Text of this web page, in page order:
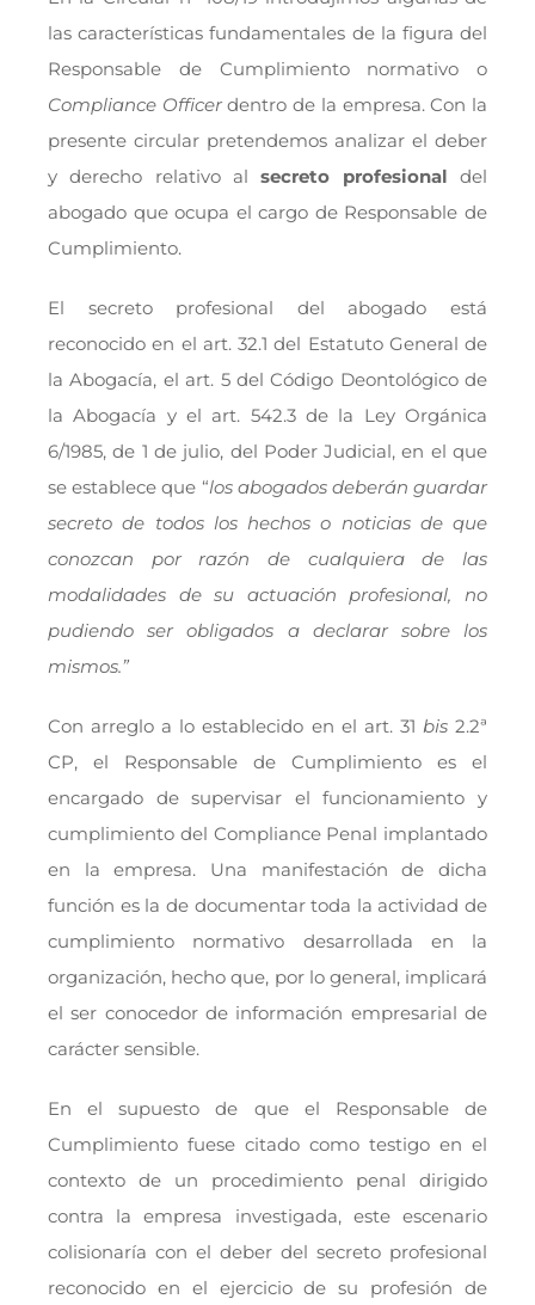
las características fundamentales de la figura del
Responsable de Cumplimiento normativo o
Compliance Officerdentro de la empresa. Con la
presente circular pretendemos analizar el deber
y derecho relativo alsecreto profesionaldel
abogado que ocupa el cargo de Responsable de
Cumplimiento.
El secreto profesional del abogado está
reconocido en el art. 32.1 del Estatuto General de
la Abogacía, el art. 5 del Código Deontológico de
la Abogacía y el art. 542.3 de la Ley Orgánica
6/1985, de 1 de julio, del Poder Judicial, en el que
se establece que “los abogados deberán guardar
secreto de todos los hechos o noticias de que
conozcan por razón de cualquiera de las
modalidades de su actuación profesional, no
pudiendo ser obligados a declarar sobre los
mismos.”
Con arreglo a lo establecido en el art. 31 bis2.2ª
CP, el Responsable de Cumplimiento es el
encargado de supervisar el funcionamiento y
cumplimiento del Compliance Penal implantado
en la empresa. Una manifestación de dicha
función es la de documentar toda la actividad de
cumplimiento normativo desarrollada en la
organización, hecho que, por lo general, implicará
el ser conocedor de información empresarial de
carácter sensible.
En el supuesto de que el Responsable de
Cumplimiento fuese citado como testigo en el
contexto de un procedimiento penal dirigido
contra la empresa investigada, este escenario
colisionaría con el deber del secreto profesional
reconocido en el ejercicio de su profesión de